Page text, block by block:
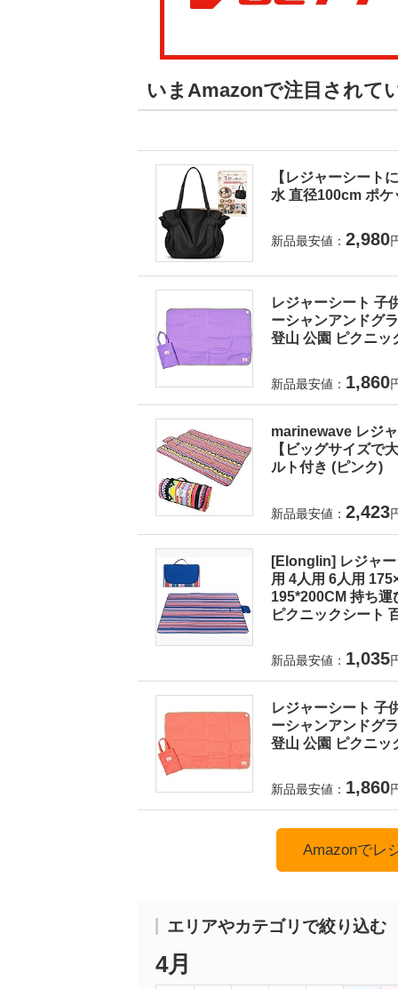
いまAmazonで注目されて
【レジャーシート
水 直径100cm ポ
新品最安値： 2,980
レジャーシート 子
ーシャンアンドグ
登山 公園 ピクニッ
新品最安値： 1,860
marinewave レジ
【ビッグサイズで
ルト付き (ピンク)
新品最安値： 2,423
[Elonglin] レジャ
用 4人用 6人用
195*200CM 持ち運
ピクニックシート
新品最安値： 1,035
レジャーシート 子
ーシャンアンドグ
登山 公園 ピクニッ
新品最安値： 1,860
Amazonでレ
エリアやカテゴリで絞り込む
4月